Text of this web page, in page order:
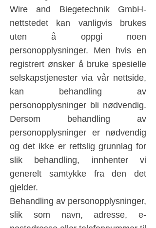
Wire and Biegetechnik GmbH-
nettstedet kan vanligvis brukes
uten å oppgi noen
personopplysninger. Men hvis en
registrert ønsker å bruke spesielle
selskapstjenester via vår nettside,
kan behandling av
personopplysninger bli nødvendig.
Dersom behandling av
personopplysninger er nødvendig
og det ikke er rettslig grunnlag for
slik behandling, innhenter vi
generelt samtykke fra den det
gjelder.
Behandling av personopplysninger,
slik som navn, adresse, e-